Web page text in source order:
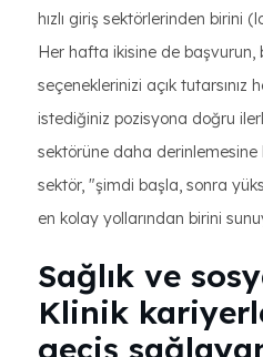
hızlı giriş sektörlerinden birini
Her hafta ikisine de başvurun,
seçeneklerinizi açık tutarsınız
istediğiniz pozisyona doğru
sektörüne daha derinlemesine
sektör, "şimdi başla, sonra
en kolay yollarından birini
Sağlık ve
Klinik
geçiş